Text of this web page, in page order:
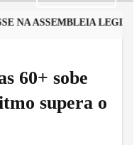
ASSEMBLEIA
60+ sobe
supera o